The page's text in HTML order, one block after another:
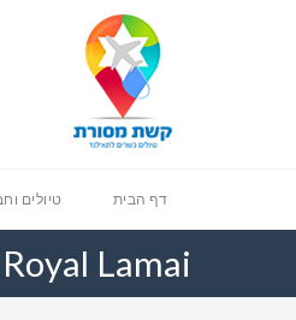
דף הבית טיולים
Royal Lamai